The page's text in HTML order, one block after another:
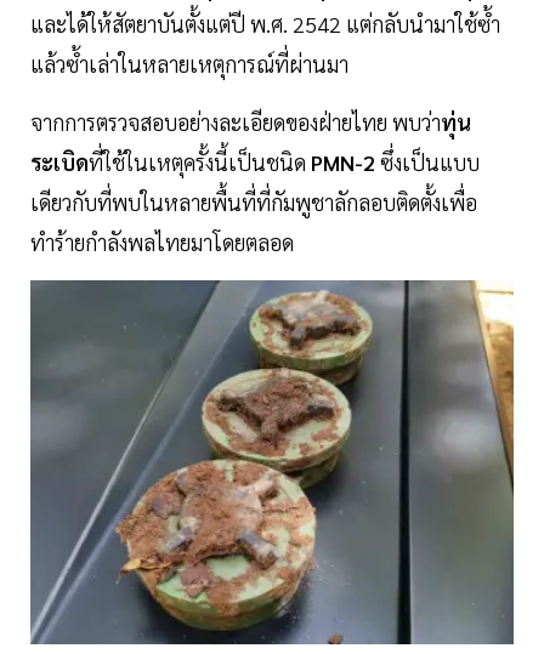
และได้ให้สัตยาบันตั้งแต่ปี พ.ศ. 2542 แต่กลับนำมาใช้ซ้ำ
แล้วซ้ำเล่าในหลายเหตุการณ์ที่ผ่านมา
จากการตรวจสอบอย่างละเอียดของฝ่ายไทย พบว่าทุ่น
ระเบิดที่ใช้ในเหตุครั้งนี้เป็นชนิด PMN-2 ซึ่งเป็นแบบ
เดียวกับที่พบในหลายพื้นที่ที่กัมพูชาลักลอบติดตั้งเพื่อ
ทำร้ายกำลังพลไทยมาโดยตลอด